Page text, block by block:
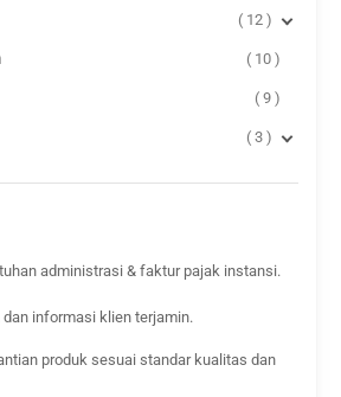
12
10
9
3
administrasi & faktur pajak instansi.
dan informasi klien terjamin.
produk sesuai standar kualitas dan